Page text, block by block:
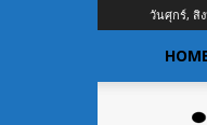
วันศุกร์, สิ